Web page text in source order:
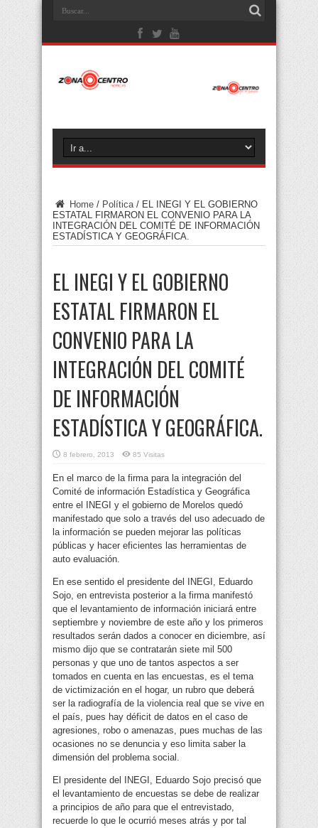
Home / Política / EL INEGI Y EL GOBIERNO
ESTATAL FIRMARON EL CONVENIO PARA LA
INTEGRACIÓN DEL COMITÉ DE INFORMACIÓN
ESTADÍSTICA Y GEOGRÁFICA.
EL INEGI Y EL GOBIERNO
ESTATAL FIRMARON EL
CONVENIO PARA LA
INTEGRACIÓN DEL COMITÉ
DE INFORMACIÓN
ESTADÍSTICA Y GEOGRÁFICA.
8 febrero, 2013 85 Visitas
En el marco de la firma para la integración del
Comité de información Estadística y Geográfica
entre el INEGI y el gobierno de Morelos quedó
manifestado que solo a través del uso adecuado de
la información se pueden mejorar las políticas
públicas y hacer eficientes las herramientas de
auto evaluación.
En ese sentido el presidente del INEGI, Eduardo
Sojo, en entrevista posterior a la firma manifestó
que el levantamiento de información iniciará entre
septiembre y noviembre de este año y los primeros
resultados serán dados a conocer en diciembre, así
mismo dijo que se contratarán siete mil 500
personas y que uno de tantos aspectos a ser
tomados en cuenta en las encuestas, es el tema
de victimización en el hogar, un rubro que deberá
ser la radiografía de la violencia real que se vive en
el país, pues hay déficit de datos en el caso de
agresiones, robo o amenazas, pues muchas de las
ocasiones no se denuncia y eso limita saber la
dimensión del problema social.
El presidente del INEGI, Eduardo Sojo precisó que
el levantamiento de encuestas se debe de realizar
a principios de año para que el entrevistado,
recuerde lo que le ocurrió meses atrás y por tal